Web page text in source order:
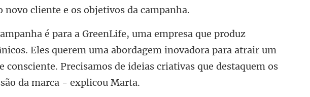
Eles querem uma abordagem inovadora para atrair um
consciente. Precisa